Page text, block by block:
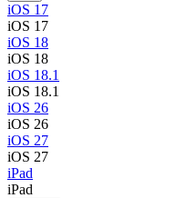
iOS 17
iOS 17
iOS 18
iOS 18
iOS 18.1
iOS 18.1
iOS 26
iOS 26
iOS 27
iOS 27
iPad
iPad